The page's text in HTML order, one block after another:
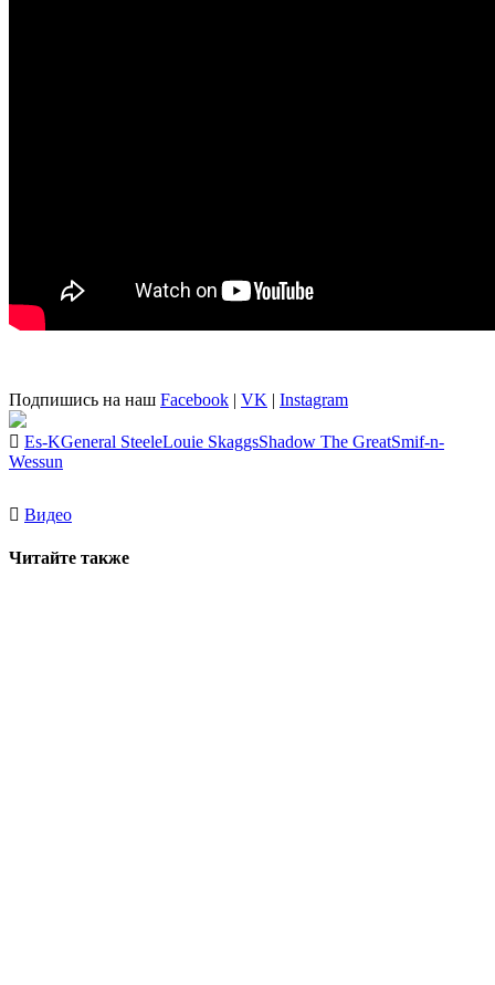
Подпишись на наш Facebook | VK | Instagram
Es-KGeneral SteeleLouie SkaggsShadow The GreatSmif-n-
Wessun
Видео
Читайте также